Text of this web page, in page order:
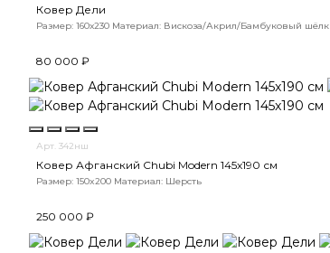
Ковер Дели
Размер: 160х230 Материал: Вискоза/Акрил/Бамбуковый шёлк
80 000 ₽
Арт. 342нш
Ковер Афганский Chubi Modern 145x190 см
Размер: 150x200 Материал: Шерсть
250 000 ₽